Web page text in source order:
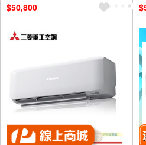
及使用6期以上分期0利率,需付
基本安裝運費)
滿額折$500
$50,800